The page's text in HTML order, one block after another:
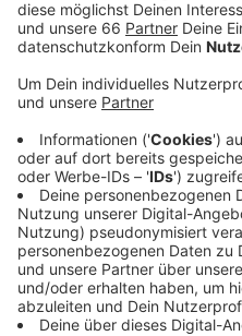
Anzeige
Unbekannte hatten in der
Kabelschacht
einem Trennschleifer
Stellwerk in Leverkusen
entlang des Rheins für 17
Fernzüge wurden über
Regionalzüge fuhren
Montagabend konnte die
werden.